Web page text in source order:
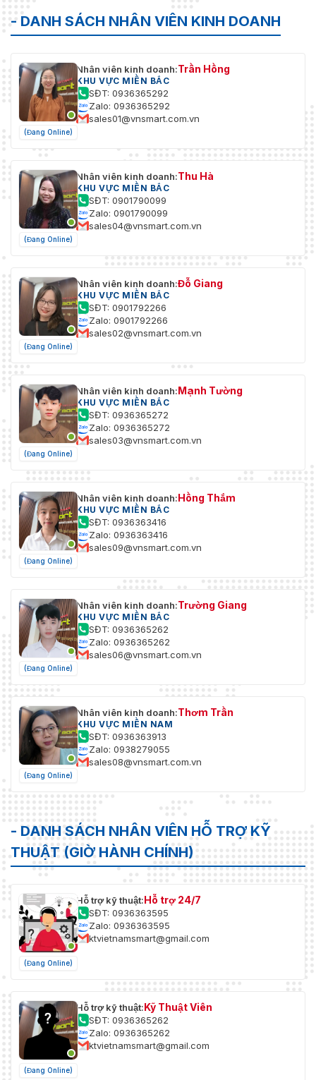
Trọng Lượng Tổng 0.95 kg
Lắp Đặt
Lắp đặt trên tường; trần nhà; cột
dọc
- DANH SÁCH NHÂN VIÊN KINH DOANH
(Đang Online)
Nhân viên kinh doanh:Trần Hồng
KHU VỰC MIỀN BẮC
SĐT: 0936365292
Zalo: 0936365292
sales01@vnsmart.com.vn
(Đang Online)
Nhân viên kinh doanh:Thu Hà
KHU VỰC MIỀN BẮC
SĐT: 0901790099
Zalo: 0901790099
sales04@vnsmart.com.vn
(Đang Online)
Nhân viên kinh doanh:Đỗ Giang
KHU VỰC MIỀN BẮC
SĐT: 0901792266
Zalo: 0901792266
sales02@vnsmart.com.vn
(Đang Online)
Nhân viên kinh doanh:Mạnh Tường
KHU VỰC MIỀN BẮC
SĐT: 0936365272
Zalo: 0936365272
sales03@vnsmart.com.vn
(Đang Online)
Nhân viên kinh doanh:Hồng Thắm
KHU VỰC MIỀN BẮC
SĐT: 0936363416
Zalo: 0936363416
sales09@vnsmart.com.vn
(Đang Online)
Nhân viên kinh doanh:Trường Giang
KHU VỰC MIỀN BẮC
SĐT: 0936365262
Zalo: 0936365262
sales06@vnsmart.com.vn
(Đang Online)
Nhân viên kinh doanh:Thơm Trần
KHU VỰC MIỀN NAM
SĐT: 0936363913
Zalo: 0938279055
sales08@vnsmart.com.vn
- DANH SÁCH NHÂN VIÊN HỖ TRỢ KỸ
THUẬT (GIỜ HÀNH CHÍNH)
(Đang Online)
Hỗ trợ kỹ thuật:Hỗ trợ 24/7
SĐT: 0936363595
Zalo: 0936363595
ktvietnamsmart@gmail.com
(Đang Online)
Hỗ trợ kỹ thuật:Kỹ Thuật Viên
SĐT: 0936365262
Zalo: 0936365262
ktvietnamsmart@gmail.com